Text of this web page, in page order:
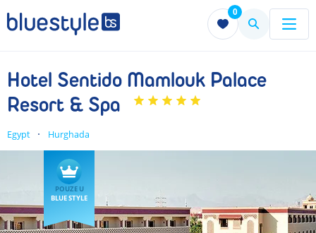
0
Menu Menu
Hotel Sentido Mamlouk Palace
Resort & Spa
Egypt Hurghada
POUZE U
BLUE STYLE